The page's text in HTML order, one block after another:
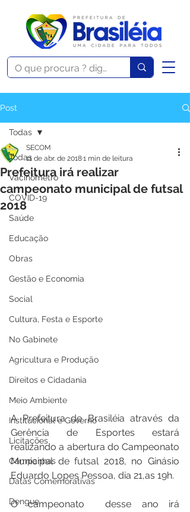
Post
Todas
Vacinômetro
COVID-19
Saúde
Educação
Obras
Gestão e Economia
Social
Cultura, Festa e Esporte
No Gabinete
Agricultura e Produção
Direitos e Cidadania
Meio Ambiente
Institucional e Governo
Licitações
Campanhas
Datas Comemorativas
Dengue
Todas
Prefeitura irá realizar
campeonato municipal de futsal
2018
SECOM
11 de abr. de 20181 min de leitura
A Prefeitura de Brasiléia através da
Gerência de Esportes estará
realizando a abertura do Campeonato
Municipal de futsal 2018, no Ginásio
Eduardo Lopes Pessoa, dia 21,as 19h.
O campeonato  desse ano irá